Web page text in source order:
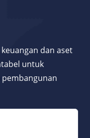
dan aset
untuk